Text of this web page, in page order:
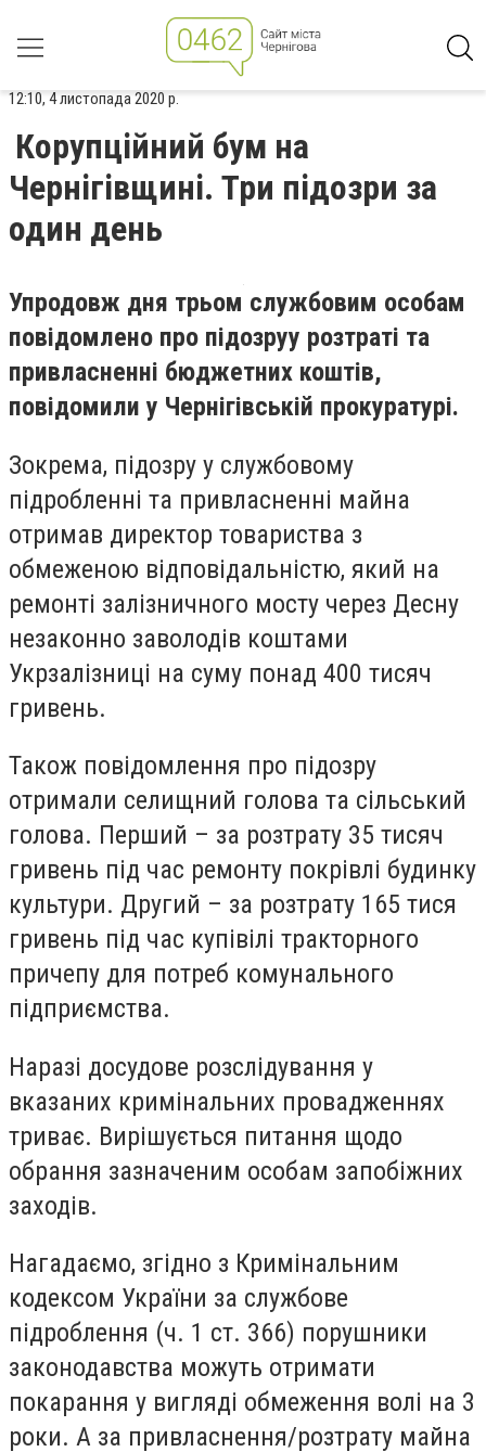
12:10, 4 листопада 2020 р.
Корупційний бум на
Чернігівщині. Три підозри за
один день
Упродовж дня трьом службовим особам
повідомлено про підозруу розтраті та
привласненні бюджетних коштів,
повідомили у Чернігівській прокуратурі.
Зокрема, підозру у службовому
підробленні та привласненні майна
отримав директор товариства з
обмеженою відповідальністю, який на
ремонті залізничного мосту через Десну
незаконно заволодів коштами
Укрзалізниці на суму понад 400 тисяч
гривень.
Також повідомлення про підозру
отримали селищний голова та сільський
голова. Перший – за розтрату 35 тисяч
гривень під час ремонту покрівлі будинку
культури. Другий – за розтрату 165 тися
гривень під час купівілі тракторного
причепу для потреб комунального
підприємства.
Наразі досудове розслідування у
вказаних кримінальних провадженнях
триває. Вирішується питання щодо
обрання зазначеним особам запобіжних
заходів.
Нагадаємо, згідно з Кримінальним
кодексом України за службове
підроблення (ч. 1 ст. 366) порушники
законодавства можуть отримати
покарання у вигляді обмеження волі на 3
роки. А за привласнення/розтрату майна